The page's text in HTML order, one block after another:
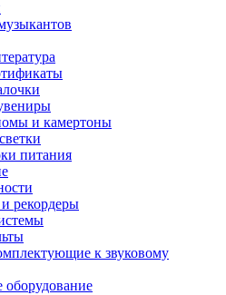
и камертоны
питания
рекордеры
к звуковому
оборудование